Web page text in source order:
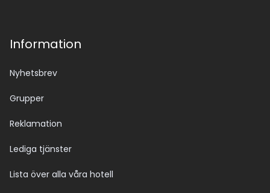
Information
Nyhetsbrev
Grupper
Reklamation
Lediga tjänster
Lista över alla våra hotell